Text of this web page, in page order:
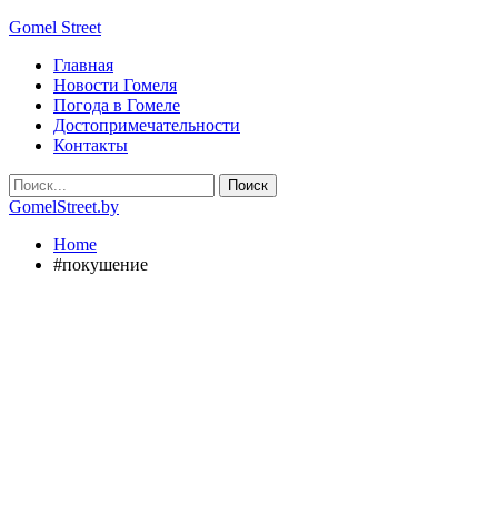
Gomel Street
Главная
Новости Гомеля
Погода в Гомеле
Достопримечательности
Контакты
GomelStreet.by
Home
#покушение